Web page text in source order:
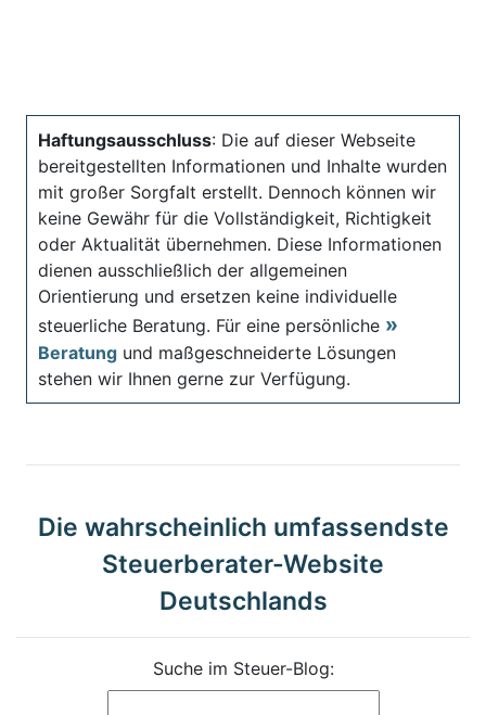
Haftungsausschluss: Die auf dieser Webseite
bereitgestellten Informationen und Inhalte wurden
mit großer Sorgfalt erstellt. Dennoch können wir
keine Gewähr für die Vollständigkeit, Richtigkeit
oder Aktualität übernehmen. Diese Informationen
dienen ausschließlich der allgemeinen
Orientierung und ersetzen keine individuelle
steuerliche Beratung. Für eine persönliche
Beratung und maßgeschneiderte Lösungen
stehen wir Ihnen gerne zur Verfügung.
Die wahrscheinlich umfassendste
Steuerberater-Website
Deutschlands
Suche im Steuer-Blog: